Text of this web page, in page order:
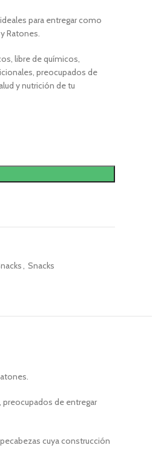
para entregar como
Ratones.
libre de químicos,
preocupados de
y nutrición de tu
, Snacks
de entregar
cuya construcción